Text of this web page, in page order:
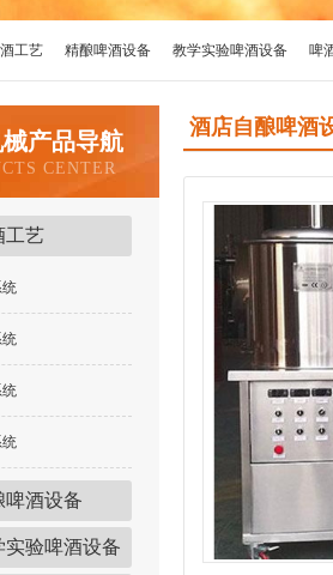
工艺 精酿啤酒设备 教学实验啤酒设备 啤
产品导航
CENTER
工艺
啤酒设备
实验啤酒设备
酒店自酿啤酒